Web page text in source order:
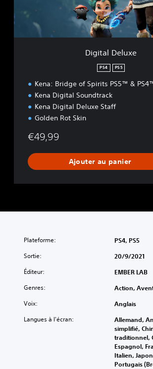
l
x
Digital Deluxe
PS4 PS5
Kena: Bridge of Spirits PS5™ &
Kena Digital Soundtrack
Kena Digital Deluxe Staff
Golden Rot Skin
€49,99
Ajouter au panier
Plateforme: PS4, PS5
Sortie: 20/9/2021
Éditeur: EMBER LAB
Genres: Action,
Voix: Anglais
Langues à l'écran:
Allemand,
simplifié,
traditionnel,
Espagnol,
Italien,
Portugais